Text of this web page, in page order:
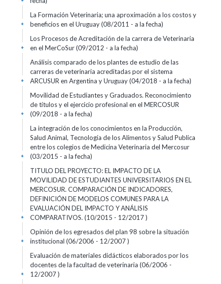
La Formación Veterinaria; una aproximación a los costos y
beneficios en el Uruguay (08/2011 - a la fecha)
+
Los Procesos de Acreditación de la carrera de Veterinaria
en el MerCoSur (09/2012 - a la fecha)
+
Análisis comparado de los plantes de estudio de las
carreras de veterinaria acreditadas por el sistema
ARCUSUR en Argentina y Uruguay (04/2018 - a la fecha)
+
Movilidad de Estudiantes y Graduados. Reconocimiento
de títulos y el ejercicio profesional en el MERCOSUR
(09/2018 - a la fecha)
+
La integración de los conocimientos en la Producción,
Salud Animal, Tecnología de los Alimentos y Salud Publica
entre los colegios de Medicina Veterinaria del Mercosur
(03/2015 - a la fecha)
+
TITULO DEL PROYECTO: EL IMPACTO DE LA
MOVILIDAD DE ESTUDIANTES UNIVERSITARIOS EN EL
MERCOSUR. COMPARACIÓN DE INDICADORES,
DEFINICIÓN DE MODELOS COMUNES PARA LA
EVALUACIÓN DEL IMPACTO Y ANÁLISIS
COMPARATIVOS. (10/2015 - 12/2017 )
+
Opinión de los egresados del plan 98 sobre la situación
institucional (06/2006 - 12/2007 )
+
Evaluación de materiales didácticos elaborados por los
docentes de la facultad de veterinaria (06/2006 -
12/2007 )
+